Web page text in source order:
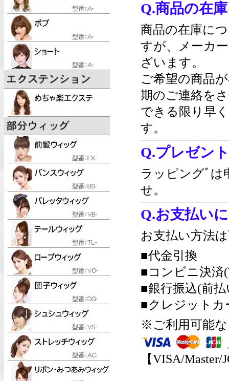
Q.商品の在
商品の在庫に
すが、メーカ
ざいます。
ご希望の商品
期のご連絡を
できる限り早
す。
Q.プレゼン
ラッピングﾞは
せ。
Q.お支払い
お支払い方法
■代金引換
■コンビニ決済
■銀行振込(前払
■クレジットカ
※ご利用可能
【VISA/